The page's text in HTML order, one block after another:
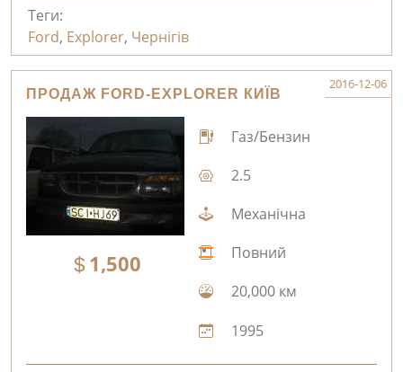
Теги:
Ford, Explorer, Чернігів
ПРОДАЖ FORD-EXPLORER КИЇВ
2016-12-06
1,500
Газ/Бензин
2.5
Механічна
Повний
20,000 км
1995